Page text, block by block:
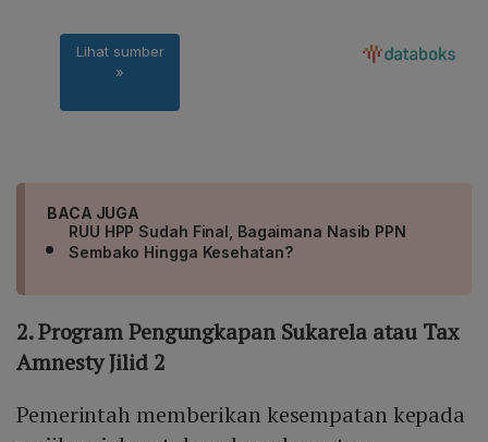
BACA JUGA
RUU HPP Sudah Final, Bagaimana Nasib PPN
Sembako Hingga Kesehatan?
2. Program Pengungkapan Sukarela atau Tax
Amnesty Jilid 2
Pemerintah memberikan kesempatan kepada